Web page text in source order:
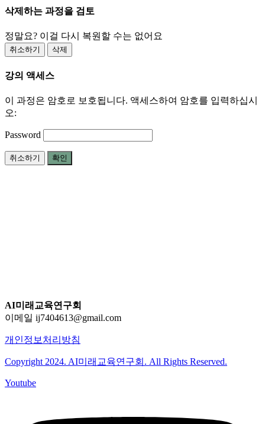
삭제하는 과정을 검토
정말요? 이걸 다시 복원할 수는 없어요
취소하기 삭제
강의 액세스
이 과정은 암호로 보호됩니다. 액세스하여 암호를 입력하십시
오:
Password
취소하기 확인
AI미래교육연구회
이메일 ij7404613@gmail.com
개인정보처리방침
Copyright 2024. AI미래교육연구회. All Rights Reserved.
Youtube